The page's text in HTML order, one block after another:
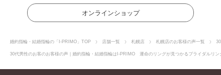
オンラインショップ
婚約指輪・結婚指輪の「I-PRIMO」TOP 店舗一覧 札幌店 札幌店のお客様の声一覧
30代男性のお客のお客様の声｜婚約指輪・結婚指輪はI-PRIMO 運命のリングが見つかるブライダルリ